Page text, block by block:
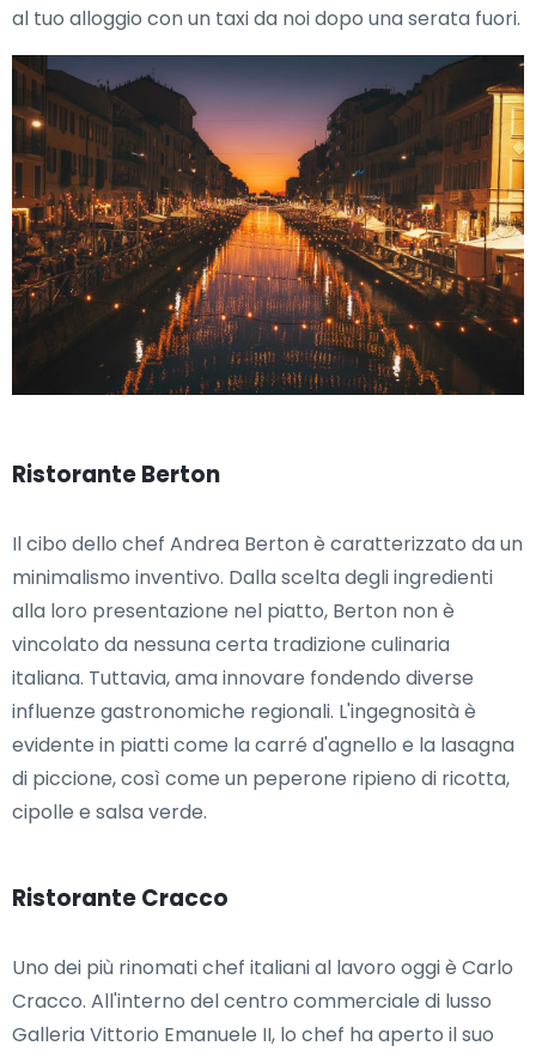
al tuo alloggio con un taxi da noi dopo una serata fuori.
Ristorante Berton
Il cibo dello chef Andrea Berton è caratterizzato da un
minimalismo inventivo. Dalla scelta degli ingredienti
alla loro presentazione nel piatto, Berton non è
vincolato da nessuna certa tradizione culinaria
italiana. Tuttavia, ama innovare fondendo diverse
influenze gastronomiche regionali. L'ingegnosità è
evidente in piatti come la carré d'agnello e la lasagna
di piccione, così come un peperone ripieno di ricotta,
cipolle e salsa verde.
Ristorante Cracco
Uno dei più rinomati chef italiani al lavoro oggi è Carlo
Cracco. All'interno del centro commerciale di lusso
Galleria Vittorio Emanuele II, lo chef ha aperto il suo